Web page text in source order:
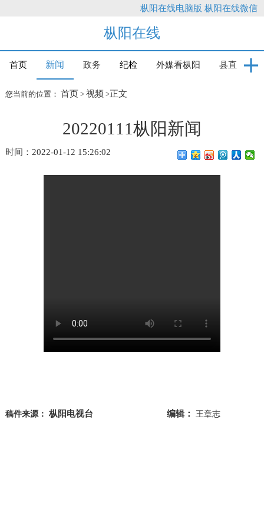
枞阳在线电脑版 枞阳在线微信
枞阳在线
首页 新闻 政务 纪检 外媒看枞阳 县直
您当前的位置： 首页 > 视频 >正文
20220111枞阳新闻
时间：2022-01-12 15:26:02
稿件来源： 枞阳电视台 编辑： 王章志